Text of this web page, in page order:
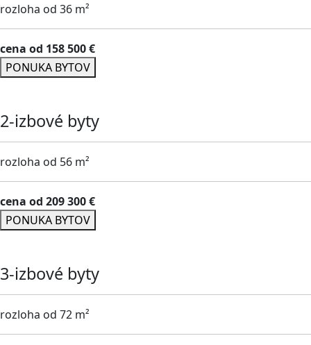
rozloha od 36 m²
cena od 158 500 €
PONUKA BYTOV
2-izbové byty
rozloha od 56 m²
cena od 209 300 €
PONUKA BYTOV
3-izbové byty
rozloha od 72 m²